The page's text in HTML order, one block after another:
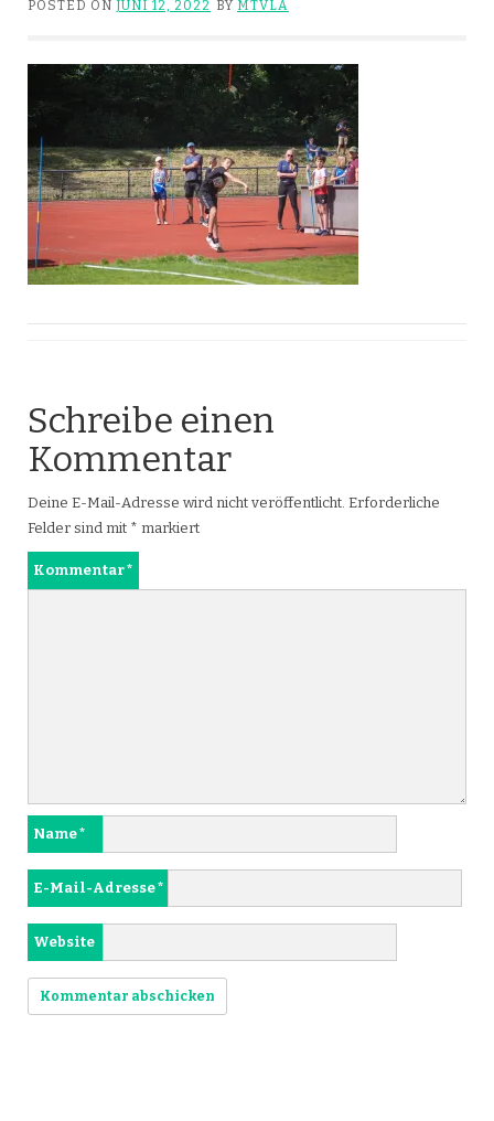
POSTED ON JUNI 12, 2022 BY MTVLA
Schreibe einen
Kommentar
Deine E-Mail-Adresse wird nicht veröffentlicht. Erforderliche
Felder sind mit * markiert
Kommentar*
Name*
E-Mail-Adresse*
Website